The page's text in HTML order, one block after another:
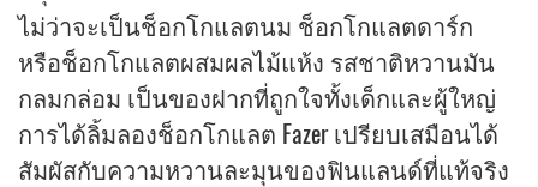
ไม่ว่าจะเป็นช็อกโกแลตนม ช็อกโกแลตดาร์ก
หรือช็อกโกแลตผสมผลไม้แห้ง รสชาติหวานมัน
กลมกล่อม เป็นของฝากที่ถูกใจทั้งเด็กและผู้ใหญ่
การได้ลิ้มลองช็อกโกแลต Fazer เปรียบเสมือนได้
สัมผัสกับความหวานละมุนของฟินแลนด์ที่แท้จริง